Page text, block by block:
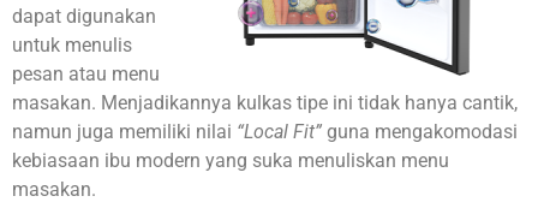
dapat digunakan
untuk menulis
pesan atau menu
masakan. Menjadikannya kulkas tipe ini tidak hanya cantik,
namun juga memiliki nilai “Local Fit” guna mengakomodasi
kebiasaan ibu modern yang suka menuliskan menu
masakan.